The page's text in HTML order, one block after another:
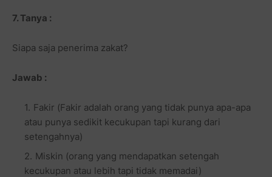
7. Tanya :
Siapa saja penerima zakat?
Jawab :
Fakir (Fakir adalah orang yang tidak punya apa-apa
atau punya sedikit kecukupan tapi kurang dari
setengahnya)
Miskin (orang yang mendapatkan setengah
kecukupan atau lebih tapi tidak memadai)